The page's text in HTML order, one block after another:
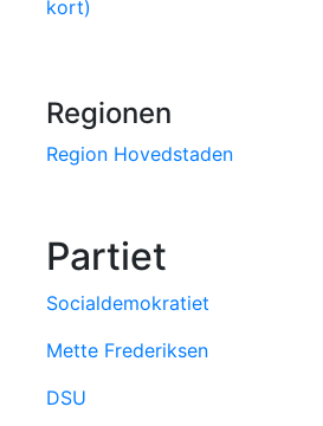
kort)
Regionen
Region Hovedstaden
Partiet
Socialdemokratiet
Mette Frederiksen
DSU